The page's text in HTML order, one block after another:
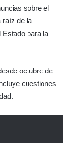
sobre el
raíz de la
Estado para la
octubre de
cuestiones